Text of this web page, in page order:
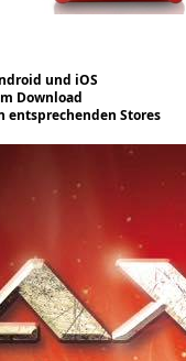
und iOS
Download
entsprechenden Stores